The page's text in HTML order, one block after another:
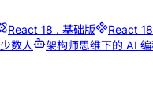
React 18 . 基础版
React
少数人
架构师思维下的 AI